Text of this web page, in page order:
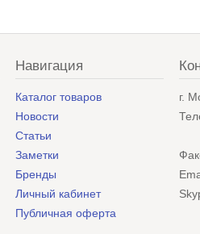
Навигация
Каталог товаров
Новости
Статьи
Заметки
Бренды
Личный кабинет
Публичная оферта
г.